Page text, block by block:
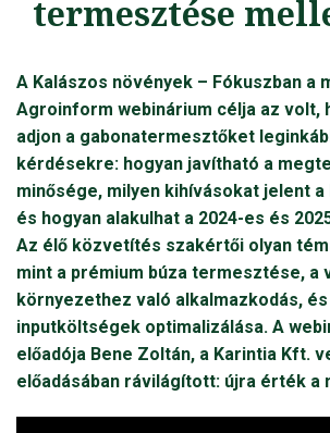
termesztése
A Kalászos növények – Fókuszban a
Agroinform webinárium célja az volt,
adjon a gabonatermesztőket
kérdésekre: hogyan javítható a
minősége, milyen kihívásokat jelent
és hogyan alakulhat a 2024-es és
Az élő közvetítés szakértői olyan
mint a prémium búza termesztése, a
környezethez való alkalmazkodás, és
inputköltségek optimalizálása. A
előadója Bene Zoltán, a Karintia Kft.
előadásában rávilágított: újra érték a